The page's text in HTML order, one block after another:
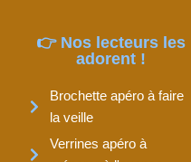
👉 Nos lecteurs les
adorent !
Brochette apéro à faire
la veille
Verrines apéro à